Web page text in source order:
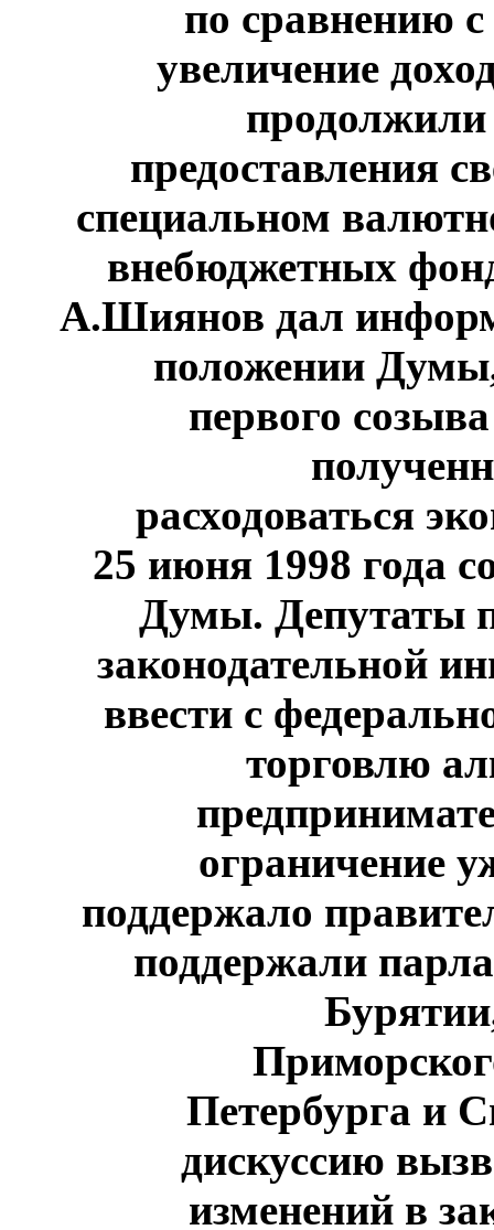
по сравнению
увеличение
продолжили
предоставления
специальном
внебюджетных
А.Шиянов дал
положении
первого
расходоваться
25 июня 1998 года
Думы. Депутаты
законодательной
ввести с
торговлю
ограничение
поддержало
поддержали
Петербурга и
дискуссию
изменений в